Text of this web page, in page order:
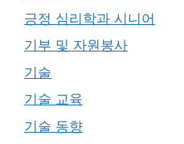
긍정 심리학과 시니어
기부 및 자원봉사
기술
기술 교육
기술 동향